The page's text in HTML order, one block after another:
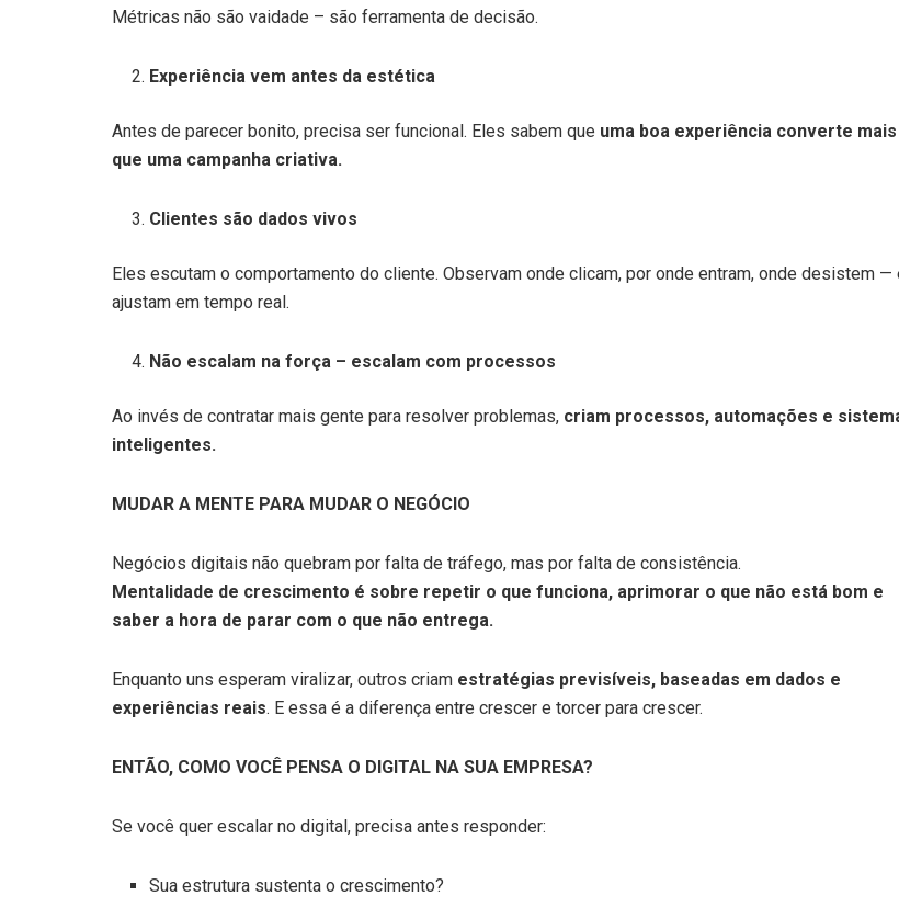
Métricas não são vaidade – são ferramenta de decisão.
Experiência vem antes da estética
Antes de parecer bonito, precisa ser funcional. Eles sabem que uma boa experiência converte mais
que uma campanha criativa.
Clientes são dados vivos
Eles escutam o comportamento do cliente. Observam onde clicam, por onde entram, onde desistem —
ajustam em tempo real.
Não escalam na força – escalam com processos
Ao invés de contratar mais gente para resolver problemas, criam processos, automações e
inteligentes.
MUDAR A MENTE PARA MUDAR O NEGÓCIO
Negócios digitais não quebram por falta de tráfego, mas por falta de consistência.
Mentalidade de crescimento é sobre repetir o que funciona, aprimorar o que não está bom e
saber a hora de parar com o que não entrega.
Enquanto uns esperam viralizar, outros criam estratégias previsíveis, baseadas em dados e
experiências reais. E essa é a diferença entre crescer e torcer para crescer.
ENTÃO, COMO VOCÊ PENSA O DIGITAL NA SUA EMPRESA?
Se você quer escalar no digital, precisa antes responder:
Sua estrutura sustenta o crescimento?